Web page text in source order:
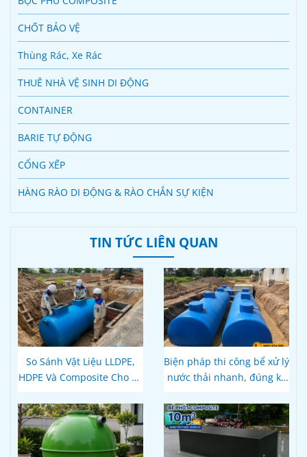
CHỐT BẢO VỆ
Thùng Rác, Xe Rác
THUÊ NHÀ VỆ SINH DI ĐỘNG
CONTAINER
BARIE TỰ ĐỘNG
CỔNG XẾP
HÀNG RÀO DI ĐỘNG & RÀO CHẮN SỰ KIỆN
TIN TỨC LIÊN QUAN
So Sánh Vật Liệu LLDPE,
HDPE Và Composite Cho Bể
Hơn, Đúng Kỹ Thuật?
Biện pháp thi công bể xử lý
nước thải nhanh, đúng kỹ